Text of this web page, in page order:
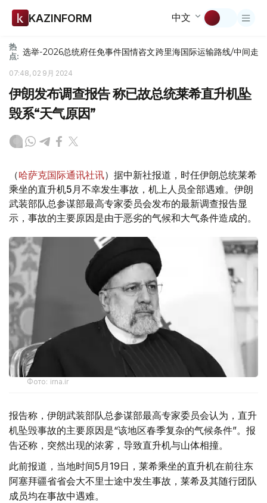
KAZINFORM 中文
热
点: 选举-2026总统府任免事件国情咨文跨里海国际运输路线/中间走廊
07:48, 02 9月 2024
伊朗发布调查报告 称已故总统莱希直升机坠
毁系“天气原因”
（哈萨克国际通讯社讯）据中新社报道，时任伊朗总统莱希
乘坐的直升机5月不幸发生事故，机上人员全部遇难。伊朗
武装部队总参谋部最高专家委员会发布的最新调查报告显
示，事故的主要原因是由于恶劣的气候和大气条件造成的。
Фото: irna.ir
报告称，伊朗武装部队总参谋部最高专家委员会认为，直升
机坠毁事故的主要原因是“该地区春季复杂的气候条件”。报
告还称，突然出现的浓雾，导致直升机与山体相撞。
此前报道，当地时间5月19日，莱希乘坐的直升机在前往东
阿塞拜疆省省会大不里士途中发生事故，莱希及其随行团队
成员均在事故中遇难。